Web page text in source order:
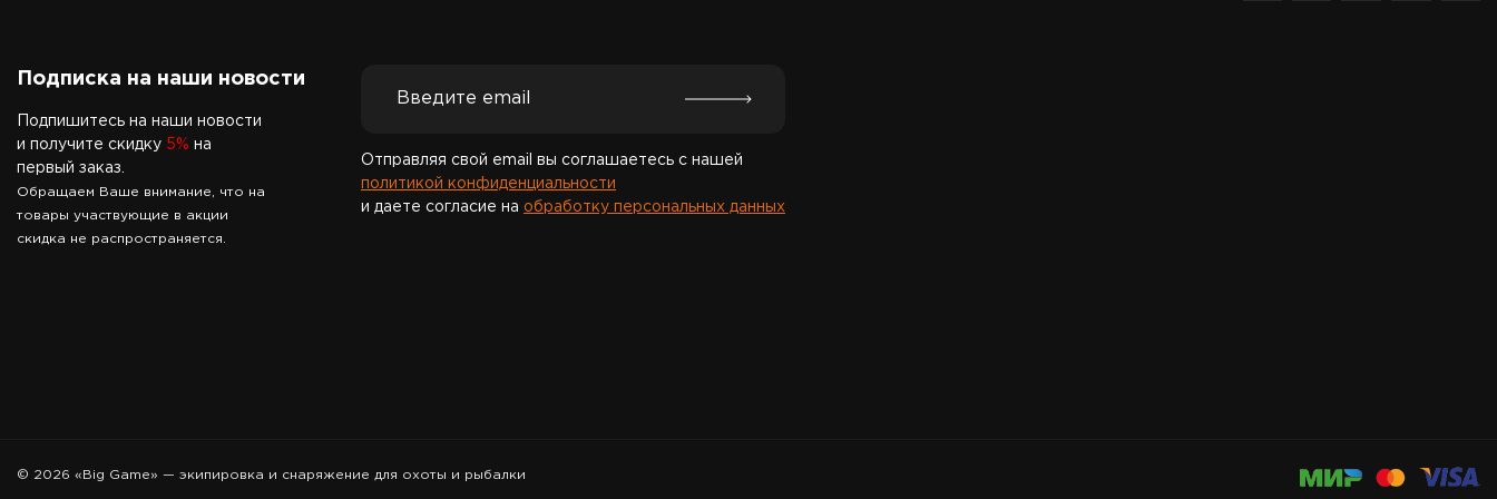
Подписка на наши новости
Подпишитесь на наши новости
и получите скидку 5% на
первый заказ.
Обращаем Ваше внимание, что на
товары участвующие в акции
скидка не распространяется.
Отправляя свой email вы соглашаетесь с нашей
политикой конфиденциальности
и даете согласие на обработку персональных данных
© 2026 «Big Game» — экипировка и снаряжение для охоты и рыбалки